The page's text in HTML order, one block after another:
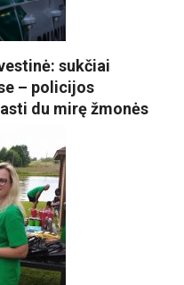
sukčiai
– policijos
du mirę žmonės